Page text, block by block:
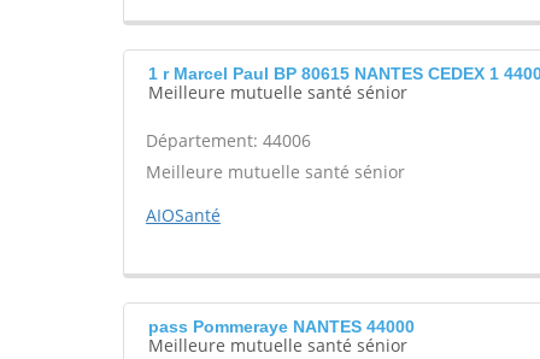
1 r Marcel Paul BP 80615 NANTES CEDEX 1
Meilleure mutuelle santé sénior
Département: 44006
Meilleure mutuelle santé sénior
AIOSanté
pass Pommeraye NANTES 44000
Meilleure mutuelle santé sénior